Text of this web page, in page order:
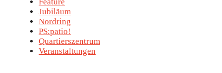
Jubiläum
Nordring
PS:patio!
Quartierszentrum
Veranstaltungen